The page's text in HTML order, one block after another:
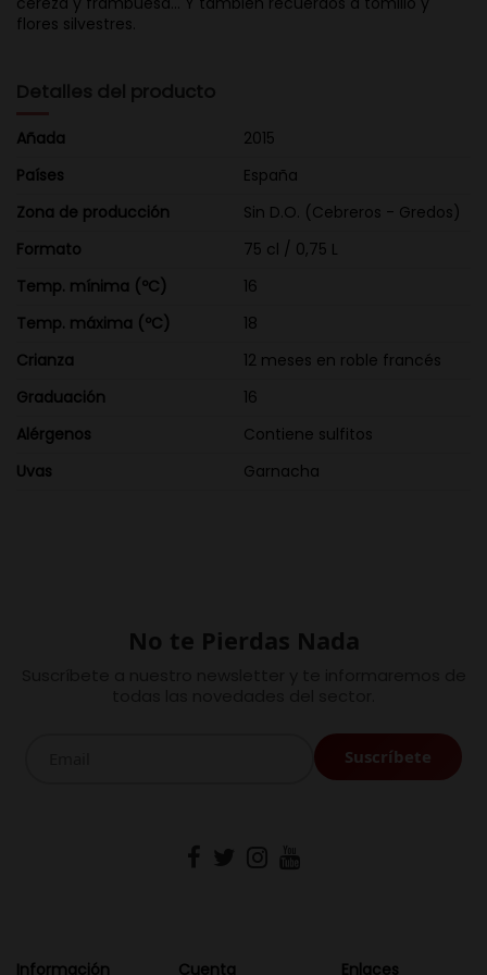
flores silvestres.
Detalles del producto
Añada
2015
Países
España
Zona de producción
Sin D.O. (Cebreros - Gredos)
Formato
75 cl / 0,75 L
Temp. mínima (ºC)
16
Temp. máxima (ºC)
18
Crianza
12 meses en roble francés
Graduación
16
Alérgenos
Contiene sulfitos
Uvas
Garnacha
No te Pierdas Nada
Información
Cuenta
Enlaces